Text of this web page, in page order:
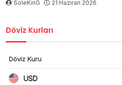
SoleKinG 21 Haziran 2026
Döviz Kurları
Döviz Kuru
USD